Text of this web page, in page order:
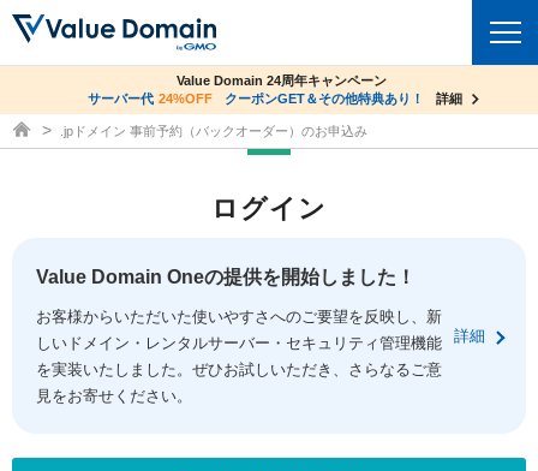
ドメイントップ
ドメイン移管
ドメイン価格一覧
ドメイン一括検索
.jpドメインオークション
コアサーバー
バリューサーバー
XREA
セキュリティトップ
Value Domain ネットde診断
SSL証明書
サービストップ
お得意様割引
facebook
co.jpドメイン✕コアサーバーV2ビジネス応援キャンペーン
サーバー料金1年間無料
詳細
Value Domain 24周年キャンペーン
サーバー代 24%OFF クーポンGET＆その他特典あり！ 詳細
ドメイン取得ならバリュードメイン
.jpドメイン 事前予約（バックオーダー）のお申込み
ログイン
Value Domain Oneの提供を開始しました！
お客様からいただいた使いやすさへのご要望を反映し、新
しいドメイン・レンタルサーバー・セキュリティ管理機能
を実装いたしました。ぜひお試しいただき、さらなるご意
見をお寄せください。
詳細